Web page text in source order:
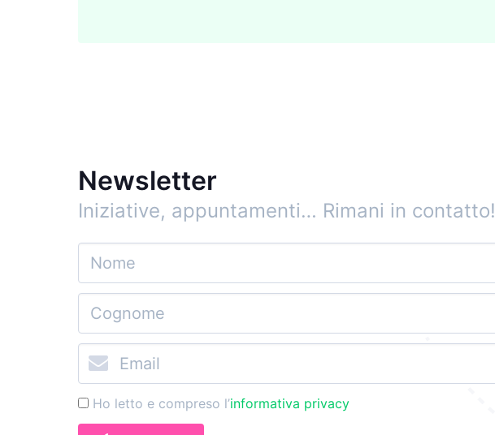
Newsletter
Iniziative, appuntamenti… Rimani in contatto!
Ho letto e compreso l’informativa privacy